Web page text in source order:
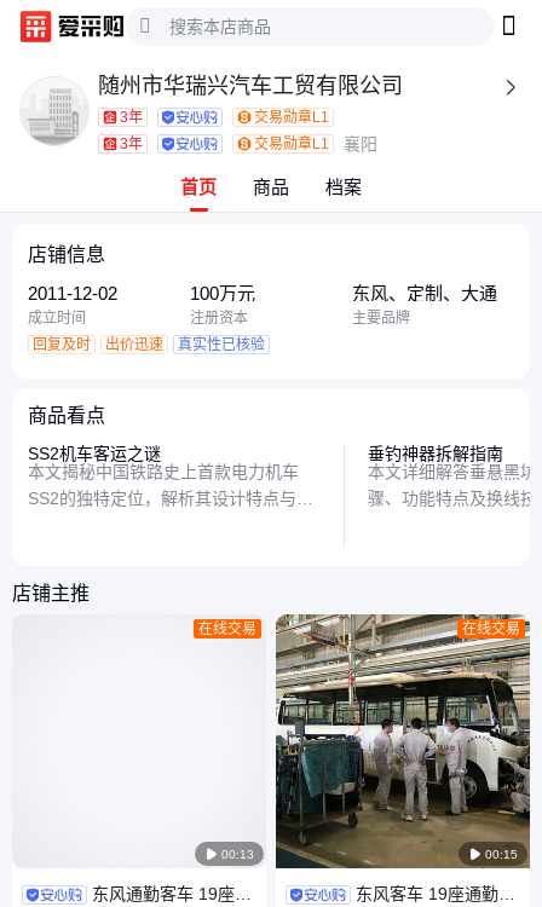
随州市华瑞兴汽车工贸有限公司 
3年
交易勋章L1
3年
交易勋章L1 襄阳
首页 商品 档案
店铺信息
2011-12-02
成立时间
100万元
注册资本
东风、定制、大通
主要品牌
回复及时
出价迅速 真实性已核验
商品看点
SS2机车客运之谜
本文揭秘中国铁路史上首款电力机车
SS2的独特定位，解析其设计特点与历
垂钓神器拆解指南
本文详细解答垂悬黑
骤、功能特点及换线
店铺主推
 00:13
在线交易
东风通勤客车 19座中
 00:15
在线交易
东风客车 19座通勤车